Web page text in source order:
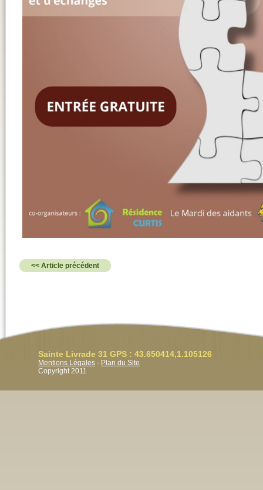
<< Article précédent
Sainte Livrade 31 GPS : 43.650414,1.105126
Mentions Légales - Plan du Site
Copyright 2011